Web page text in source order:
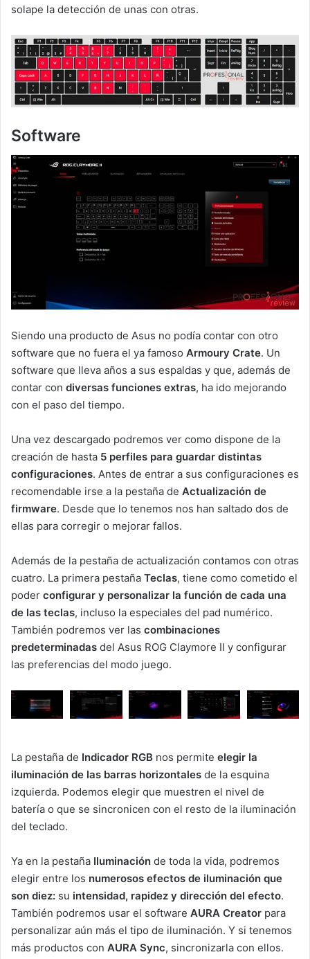
solape la detección de unas con otras.
Software
Siendo una producto de Asus no podía contar con otro
software que no fuera el ya famoso Armoury Crate. Un
software que lleva años a sus espaldas y que, además de
contar con diversas funciones extras, ha ido mejorando
con el paso del tiempo.
Una vez descargado podremos ver como dispone de la
creación de hasta 5 perfiles para guardar distintas
configuraciones. Antes de entrar a sus configuraciones es
recomendable irse a la pestaña de Actualización de
firmware. Desde que lo tenemos nos han saltado dos de
ellas para corregir o mejorar fallos.
Además de la pestaña de actualización contamos con otras
cuatro. La primera pestaña Teclas, tiene como cometido el
poder configurar y personalizar la función de cada una
de las teclas, incluso la especiales del pad numérico.
También podremos ver las combinaciones
predeterminadas del Asus ROG Claymore II y configurar
las preferencias del modo juego.
La pestaña de Indicador RGB nos permite elegir la
iluminación de las barras horizontales de la esquina
izquierda. Podemos elegir que muestren el nivel de
batería o que se sincronicen con el resto de la iluminación
del teclado.
Ya en la pestaña Iluminación de toda la vida, podremos
elegir entre los numerosos efectos de iluminación que
son diez: su intensidad, rapidez y dirección del efecto.
También podremos usar el software AURA Creator para
personalizar aún más el tipo de iluminación. Y si tenemos
más productos con AURA Sync, sincronizarla con ellos.